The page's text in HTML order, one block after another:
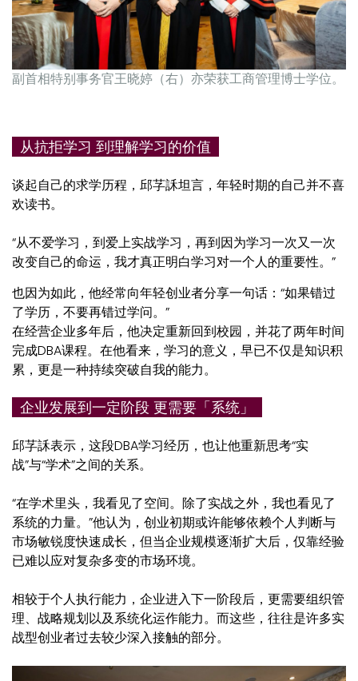
副首相特别事务官王晓婷（右）亦荣获工商管理博士学位。
从抗拒学习 到理解学习的价值
谈起自己的求学历程，邱芓訸坦言，年轻时期的自己并不喜
欢读书。
“从不爱学习，到爱上实战学习，再到因为学习一次又一次
改变自己的命运，我才真正明白学习对一个人的重要性。”
也因为如此，他经常向年轻创业者分享一句话：“如果错过
了学历，不要再错过学问。”
在经营企业多年后，他决定重新回到校园，并花了两年时间
完成DBA课程。在他看来，学习的意义，早已不仅是知识积
累，更是一种持续突破自我的能力。
企业发展到一定阶段 更需要「系统」
邱芓訸表示，这段DBA学习经历，也让他重新思考“实
战”与“学术”之间的关系。
“在学术里头，我看见了空间。除了实战之外，我也看见了
系统的力量。”他认为，创业初期或许能够依赖个人判断与
市场敏锐度快速成长，但当企业规模逐渐扩大后，仅靠经验
已难以应对复杂多变的市场环境。
相较于个人执行能力，企业进入下一阶段后，更需要组织管
理、战略规划以及系统化运作能力。而这些，往往是许多实
战型创业者过去较少深入接触的部分。